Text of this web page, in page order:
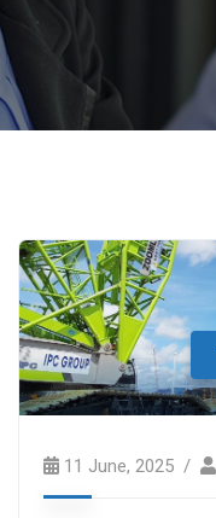
11 June, 2025